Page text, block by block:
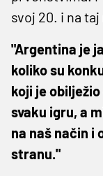
svoj 20. i na
"Argentina je
koliko su
koji je
svaku igru, a
na naš način i
stranu."